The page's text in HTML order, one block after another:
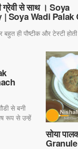
ग्रेवी से साथ । Soya
Soya Wadi Palak
ही पौष्टीक और टेस्टी
से बनी
रूप से उन्हें
सोया